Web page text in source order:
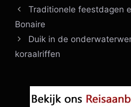
Traditionele feestdagen
Bonaire
Duik in de
koraalriffen